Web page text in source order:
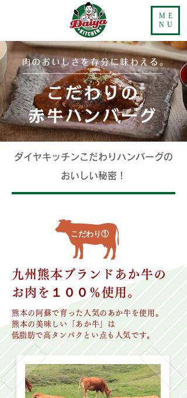
ME
NU
ダイヤキッチンこだわりハンバーグの
おいしい秘密！
こだわり①
九州熊本ブランドあか牛の
お肉を１００％使用。
熊本の阿蘇で育った人気のあか牛を使用。
熊本の美味しい「あか牛」は
​低脂肪で高タンパクとい点も人気です。